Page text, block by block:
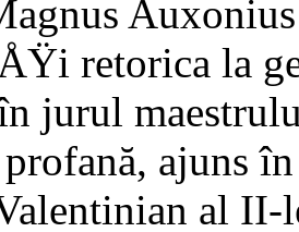
reto­rica la
jurul
ajuns
al II-